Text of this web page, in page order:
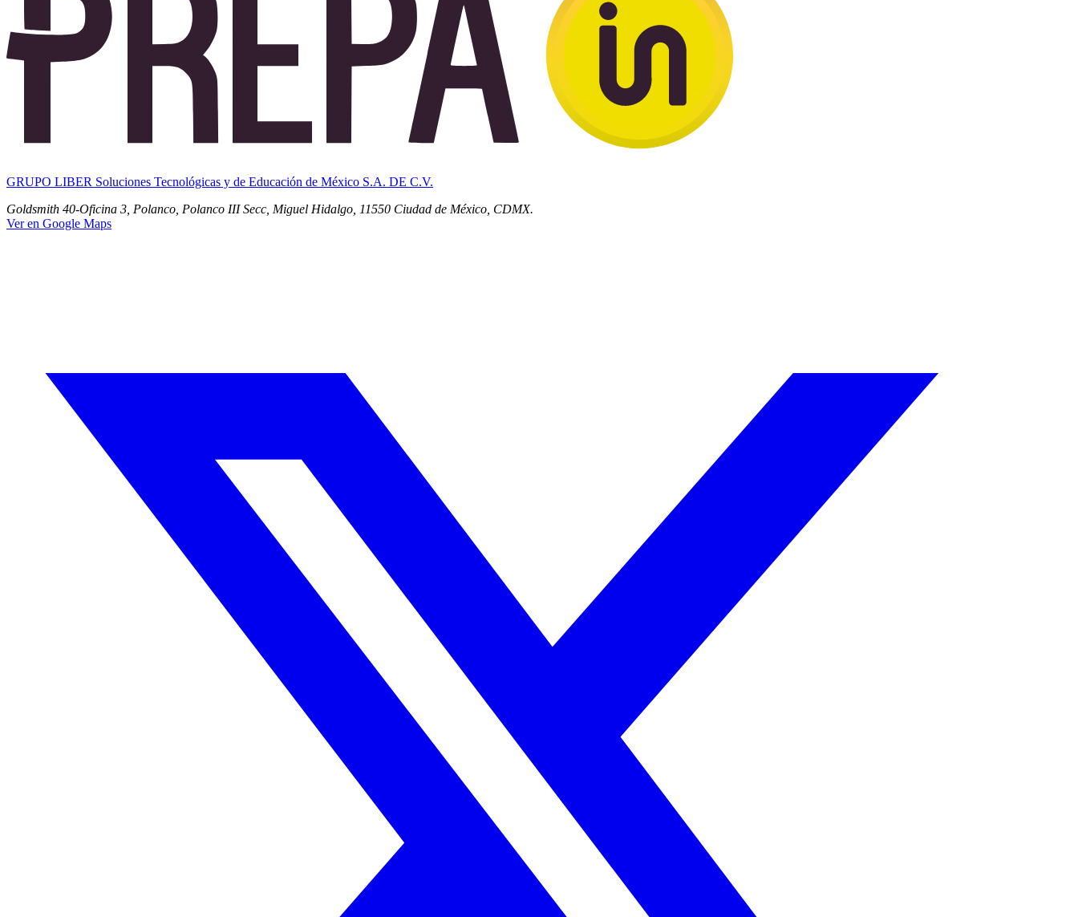
GRUPO LIBER Soluciones Tecnológicas y de Educación de México S.A. DE C.V.
Goldsmith 40-Oficina 3, Polanco, Polanco III Secc, Miguel Hidalgo, 11550 Ciudad de México, CDMX.
Ver en Google Maps